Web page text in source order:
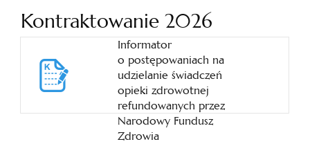
Kontraktowanie 2026
Informator
o postępowaniach na
udzielanie świadczeń
opieki zdrowotnej
refundowanych przez
Narodowy Fundusz
Zdrowia